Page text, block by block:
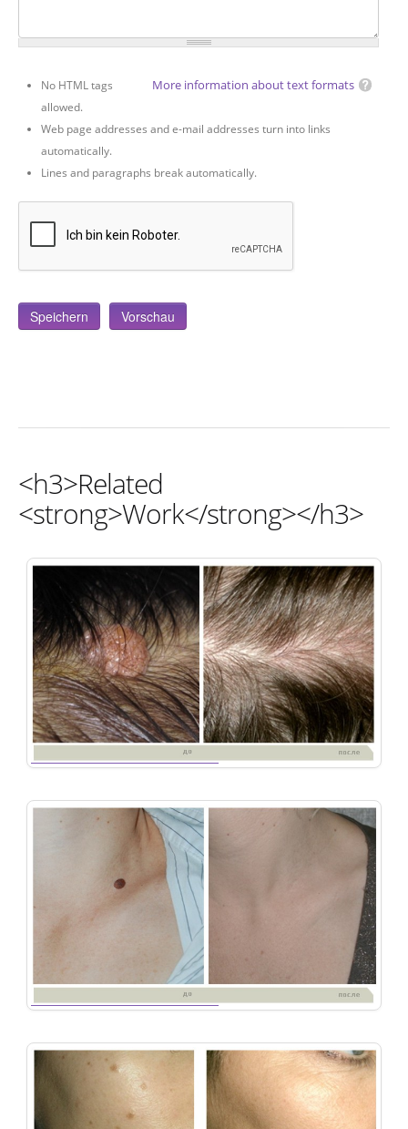
More information about text formats
No HTML tags
allowed.
Web page addresses and e-mail addresses turn into links
automatically.
Lines and paragraphs break automatically.
<h3>Related
<strong>Work</strong></h3>
Удаление-новообразований
Удаление-новообразований